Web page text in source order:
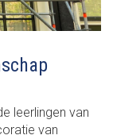
leerlingen van
van